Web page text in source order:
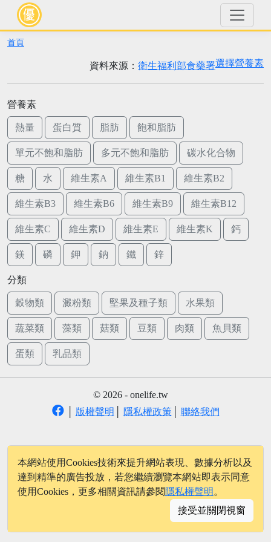
首頁
選擇營養素
資料來源： 衛生福利部食藥署
營養素
熱量 蛋白質 脂肪 飽和脂肪
單元不飽和脂肪 多元不飽和脂肪 碳水化合物
糖 水 維生素A 維生素B1 維生素B2
維生素B3 維生素B6 維生素B9 維生素B12
維生素C 維生素D 維生素E 維生素K 鈣
鎂 磷 鉀 鈉 鐵 鋅
分類
穀物類 澱粉類 堅果及種子類 水果類
蔬菜類 藻類 菇類 豆類 肉類 魚貝類
蛋類 乳品類
© 2026 - onelife.tw
版權聲明 隱私權政策│ 聯絡我們
本網站使用Cookies技術來提升網站表現、數據分析以及
達到精準的廣告投放，若您繼續瀏覽本網站即表示同意
使用Cookies，更多相關資訊請參閱 隱私權聲明 。
接受並關閉視窗